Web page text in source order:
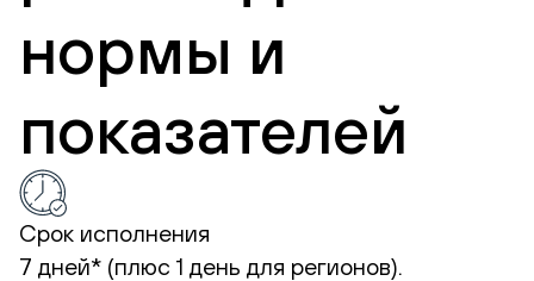
нормы и
показателей
Срок исполнения
7 дней* (плюс 1 день для регионов).